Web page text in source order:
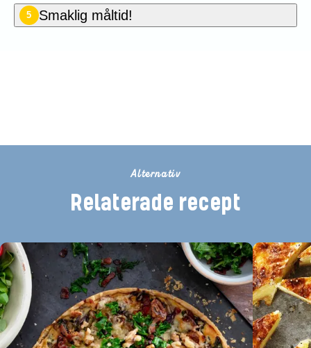
5 Smaklig måltid!
Alternativ
Relaterade recept